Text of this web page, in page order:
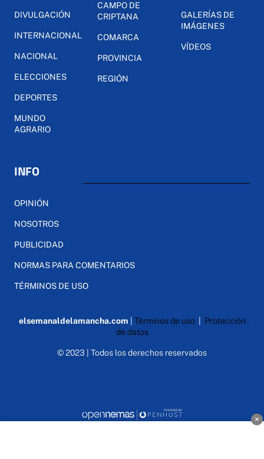
DIVULGACIÓN
INTERNACIONAL
NACIONAL
ELECCIONES
DEPORTES
MUNDO
AGRARIO
CAMPO DE
CRIPTANA
COMARCA
PROVINCIA
REGIÓN
GALERÍAS DE
IMÁGENES
VÍDEOS
INFO
OPINIÓN
NOSOTROS
PUBLICIDAD
NORMAS PARA COMENTARIOS
TÉRMINOS DE USO
elsemanaldelamancha.com Términos de uso| Protección
de datos
© 2023 | Todos los derechos reservados
×